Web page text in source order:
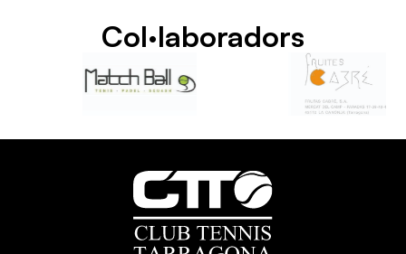
Col·laboradors